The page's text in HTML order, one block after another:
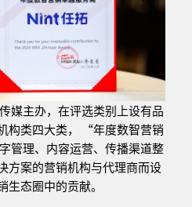
媒主办，在评选类别上设有品
构类四大类， “年度数智营销
管理、内容运营、传播渠道整
方案的营销机构与代理商而设
态圈中的贡献。